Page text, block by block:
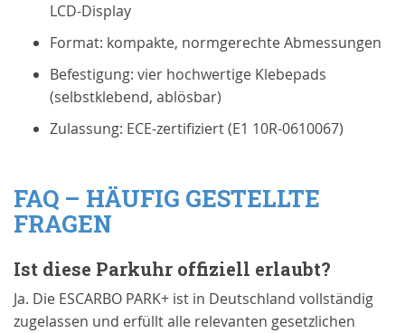
LCD-Display
Format: kompakte, normgerechte Abmessungen
Befestigung: vier hochwertige Klebepads
(selbstklebend, ablösbar)
Zulassung: ECE-zertifiziert (E1 10R-0610067)
FAQ – HÄUFIG GESTELLTE
FRAGEN
Ist diese Parkuhr offiziell erlaubt?
Ja. Die ESCARBO PARK+ ist in Deutschland vollständig
zugelassen und erfüllt alle relevanten gesetzlichen